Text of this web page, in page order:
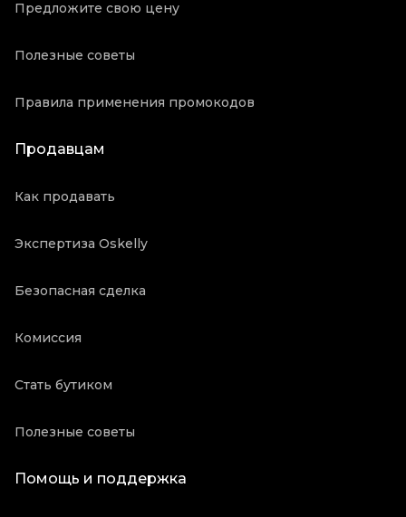
Предложите свою цену
Полезные советы
Правила применения промокодов
Продавцам
Как продавать
Экспертиза Oskelly
Безопасная сделка
Комиссия
Стать бутиком
Полезные советы
Помощь и поддержка